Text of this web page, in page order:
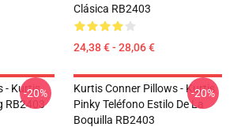
Clásica RB2403
24,38 € - 28,06 €
- Kurtis
RB2403
-20%
Kurtis Conner Pillows - Kurtis
Pinky Teléfono Estilo De La
Boquilla RB2403
-20%